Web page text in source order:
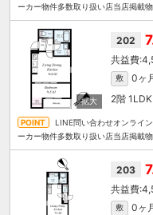
ーカー物件多数取り扱い店当店掲載
202
敷 0ヶ
2階
LINE問い合わせオンライ
ーカー物件多数取り扱い店当店掲載
203
敷 0ヶ